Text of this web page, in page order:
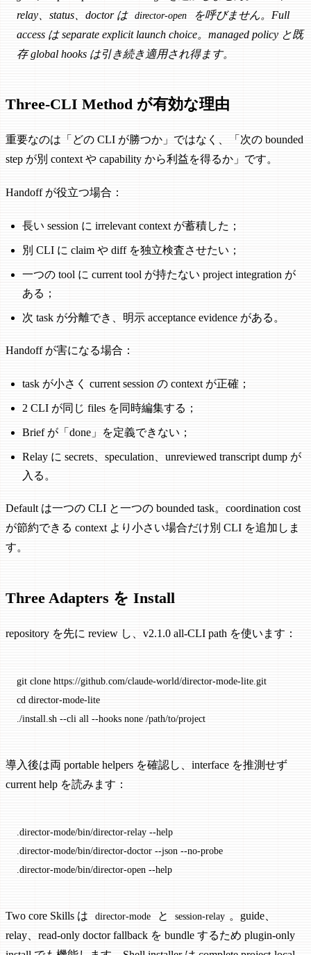
relay、status、doctor は director-open
を呼びません。Full
access は separate explicit launch choice。managed policy と既
存 global hooks は引き続き適用され得ます。
Three-CLI Method が有効な理由
重要なのは「どの CLI が勝つか」ではなく、「次の bounded
step が別 context や capability から利益を得るか」です。
Handoff が役立つ場合：
長い session に irrelevant context が蓄積した；
別 CLI に claim や diff を独立検査させたい；
一つの tool に current tool が持たない project integration が
ある；
次 task が分離でき、明示 acceptance evidence がある。
Handoff が害になる場合：
task が小さく current session の context が正確；
2 CLI が同じ files を同時編集する；
Brief が「done」を定義できない；
Relay に secrets、speculation、unreviewed transcript dump が
入る。
Default は一つの CLI と一つの bounded task。coordination cost
が節約できる context より小さい場合だけ別 CLI を追加しま
す。
Three Adapters を Install
repository を先に review し、v2.1.0 all-CLI path を使います：
git clone https://github.com/claude-world/director-mode-lite.git
cd director-mode-lite
./install.sh --cli all --hooks none /path/to/project
導入後は両 portable helpers を確認し、interface を推測せず
current help を読みます：
.director-mode/bin/director-relay --help
.director-mode/bin/director-doctor --json --no-probe
.director-mode/bin/director-open --help
Two core Skills は director-mode と session-relay 。guide、
relay、read-only doctor fallback を bundle するため plugin-only